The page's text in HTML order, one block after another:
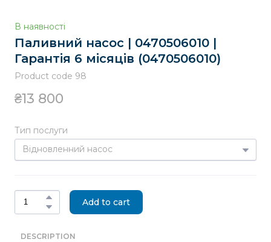
В наявності
Паливний насос | 0470506010 |
Гарантія 6 місяців (0470506010)
Product code 98
₴13 800
Тип послуги
Add to cart
DESCRIPTION